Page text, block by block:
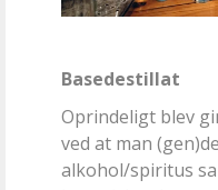
Basedestillat
Oprindeligt blev
ved at man
alkohol/spiritus